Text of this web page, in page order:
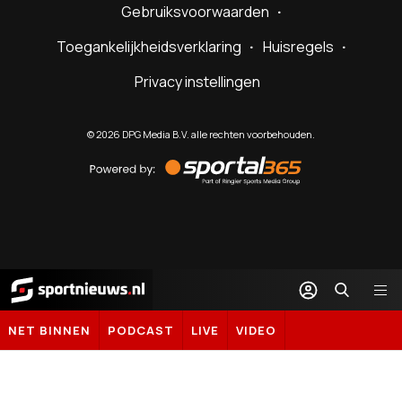
Gebruiksvoorwaarden
Toegankelijkheidsverklaring
Huisregels
Privacy instellingen
©2026 DPG Media B.V. alle rechten voorbehouden.
by
Sportal365
Sportnieuws.nl
NET BINNEN PODCAST LIVE VIDEO